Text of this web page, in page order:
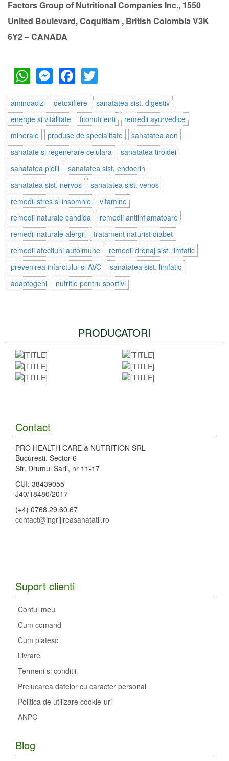
Factors Group of Nutritional Companies Inc., 1550
United Boulevard, Coquitlam , British Colombia V3K
6Y2 – CANADA
WhatsApp
Messenger
Facebook
aminoacizi detoxifiere
sanatatea sist. digestiv
energie si vitalitate
fitonutrienti
remedii ayurvedice
minerale
produse de specialitate
sanatatea adn
sanatate si regenerare celulara
sanatatea tiroidei
sanatatea pielii
sanatatea sist. endocrin
sanatatea sist. nervos
sanatatea sist. venos
remedii stres si insomnie
vitamine
remedii naturale candida
remedii antiinflamatoare
remedii naturale alergii
tratament naturist diabet
remedii afectiuni autoimune
remedii drenaj sist. limfatic
prevenirea infarctului si AVC
sanatatea sist. limfatic
adaptogeni
nutritie pentru sportivi
PRODUCATORI
Contact
PRO HEALTH CARE & NUTRITION SRL
Bucuresti, Sector 6
Str. Drumul Sarii, nr 11-17
CUI: 38439055
J40/18480/2017
(+4) 0768.29.60.67
contact@ingrijireasanatatii.ro
Suport clienti
Contul meu
Cum comand
Cum platesc
Livrare
Termeni si conditii
Prelucarea datelor cu caracter personal
Politica de utilizare cookie-uri
ANPC
Blog